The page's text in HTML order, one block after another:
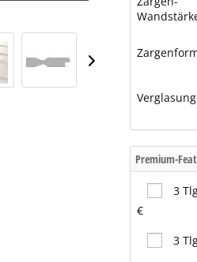
Verglasung
Premium-
3
€
3